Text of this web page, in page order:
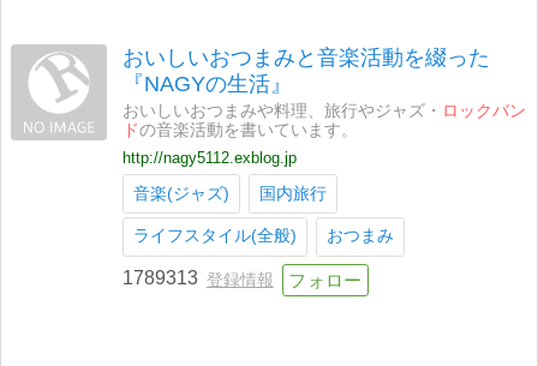
おいしいおつまみと音楽活動を綴った
『NAGYの生活』
おいしいおつまみや料理、旅行やジャズ・ ロックバン
ドの音楽活動を書いています。
http://nagy5112.exblog.jp
音楽(ジャズ)
国内旅行
ライフスタイル(全般) おつまみ
1789313 登録情報